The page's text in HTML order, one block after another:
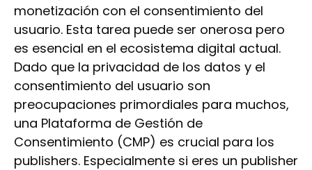
monetización con el consentimiento del
usuario. Esta tarea puede ser onerosa pero
es esencial en el ecosistema digital actual.
Dado que la privacidad de los datos y el
consentimiento del usuario son
preocupaciones primordiales para muchos,
una Plataforma de Gestión de
Consentimiento (CMP) es crucial para los
publishers. Especialmente si eres un publisher